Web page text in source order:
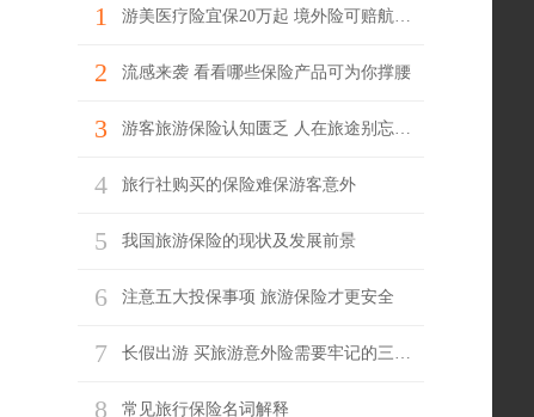
1 游美医疗险宜保20万起 境外险可赔航班延误
2 流感来袭 看看哪些保险产品可为你撑腰
3 游客旅游保险认知匮乏 人在旅途别忘上“保险”
4 旅行社购买的保险难保游客意外
5 我国旅游保险的现状及发展前景
6 注意五大投保事项 旅游保险才更安全
7 长假出游 买旅游意外险需要牢记的三个关键词
8 常见旅行保险名词解释